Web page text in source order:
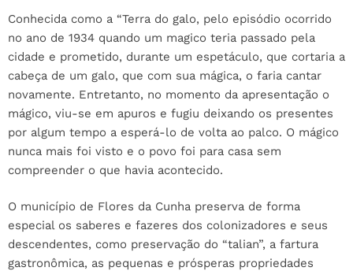
Conhecida como a “Terra do galo, pelo episódio ocorrido
no ano de 1934 quando um magico teria passado pela
cidade e prometido, durante um espetáculo, que cortaria a
cabeça de um galo, que com sua mágica, o faria cantar
novamente. Entretanto, no momento da apresentação o
mágico, viu-se em apuros e fugiu deixando os presentes
por algum tempo a esperá-lo de volta ao palco. O mágico
nunca mais foi visto e o povo foi para casa sem
compreender o que havia acontecido.
O município de Flores da Cunha preserva de forma
especial os saberes e fazeres dos colonizadores e seus
descendentes, como preservação do “talian”, a fartura
gastronômica, as pequenas e prósperas propriedades